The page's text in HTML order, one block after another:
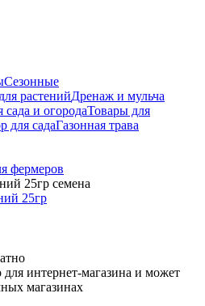
Сезонные
растенийДренаж и мульча
и огородаТовары для
для садаГазонная трава
фермеров
25гр семена
для интернет-магазина и может
магазинах